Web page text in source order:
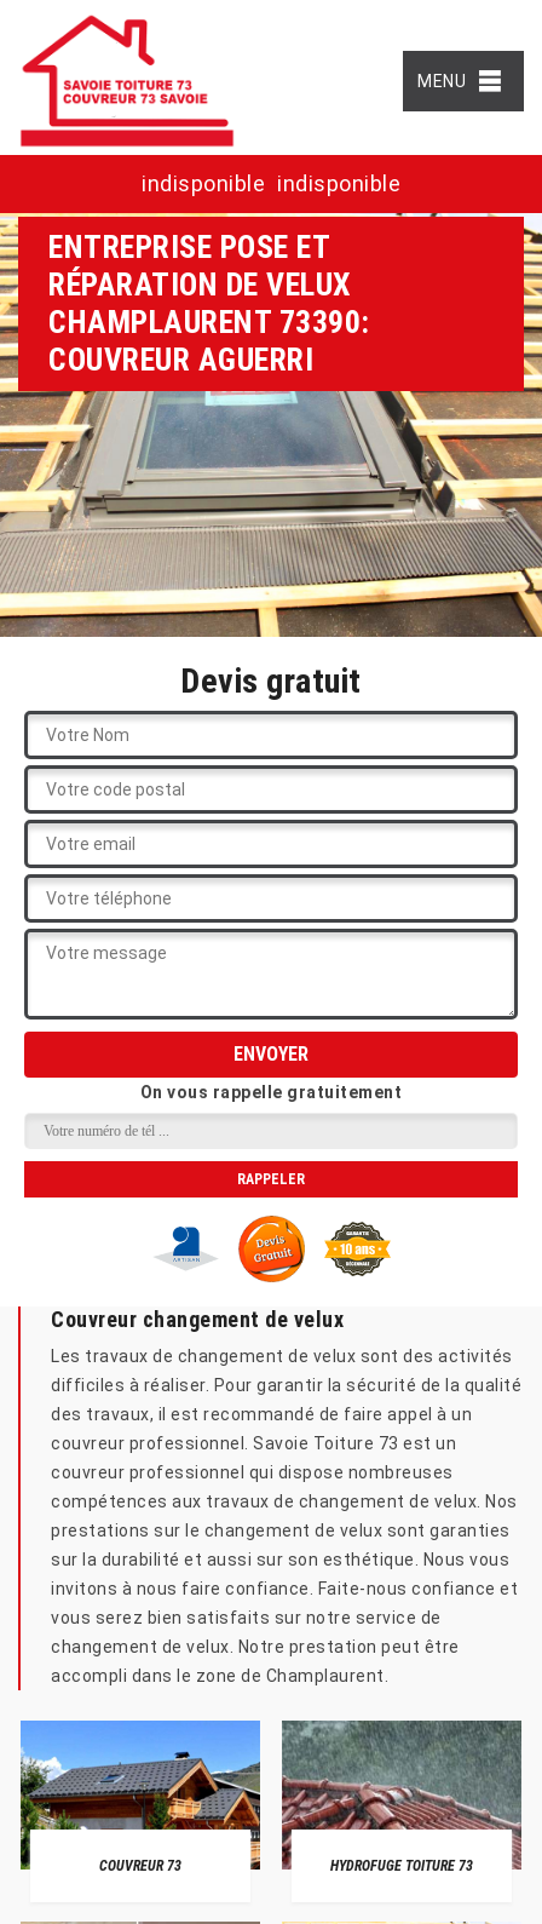
MENU
indisponible indisponible
ENTREPRISE POSE ET
RÉPARATION DE VELUX
CHAMPLAURENT 73390:
COUVREUR AGUERRI
Devis gratuit
On vous rappelle gratuitement
Couvreur changement de velux
Les travaux de changement de velux sont des activités
difficiles à réaliser. Pour garantir la sécurité de la qualité
des travaux, il est recommandé de faire appel à un
couvreur professionnel. Savoie Toiture 73 est un
couvreur professionnel qui dispose nombreuses
compétences aux travaux de changement de velux. Nos
prestations sur le changement de velux sont garanties
sur la durabilité et aussi sur son esthétique. Nous vous
invitons à nous faire confiance. Faite-nous confiance et
vous serez bien satisfaits sur notre service de
changement de velux. Notre prestation peut être
accompli dans le zone de Champlaurent.
COUVREUR 73 HYDROFUGE TOITURE 73